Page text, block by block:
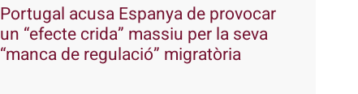
Portugal acusa Espanya de provocar
un “efecte crida” massiu per la seva
“manca de regulació” migratòria